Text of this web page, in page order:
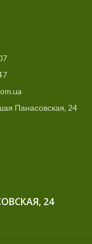
Панасовская, 24
24